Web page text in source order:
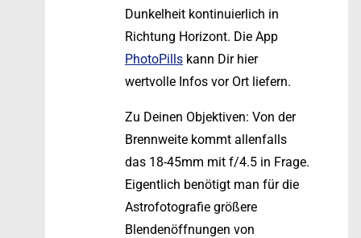
Dunkelheit kontinuierlich in
Richtung Horizont. Die App
PhotoPills kann Dir hier
wertvolle Infos vor Ort liefern.
Zu Deinen Objektiven: Von der
Brennweite kommt allenfalls
das 18-45mm mit f/4.5 in Frage.
Eigentlich benötigt man für die
Astrofotografie größere
Blendenöffnungen von